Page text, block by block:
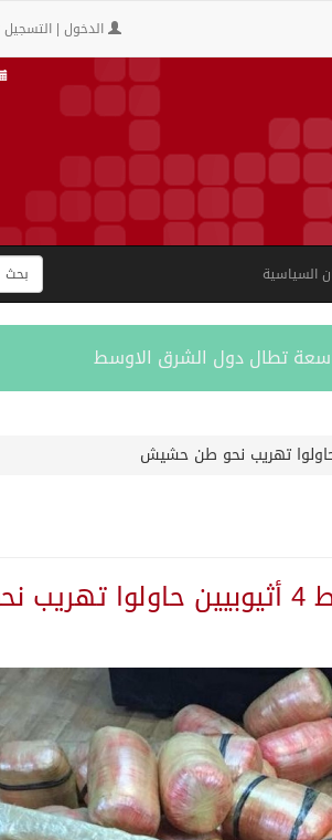
الدخول | التسجيل
السياسية
تطال دول الشرق الاوسط
والزيارة في المدينة المنورة
حوثي غادر
للإعداد لاعتداءات تستهدف المملكة